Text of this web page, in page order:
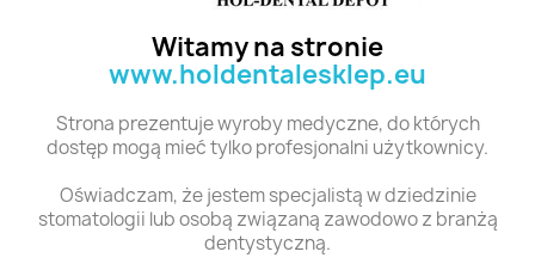
Witamy na stronie
www.holdentalesklep.eu
Strona prezentuje wyroby medyczne, do których
dostęp mogą mieć tylko profesjonalni użytkownicy.
Oświadczam, że jestem specjalistą w dziedzinie
stomatologii lub osobą związaną zawodowo z branżą
dentystyczną.
Polecane produkty z tej kategorii